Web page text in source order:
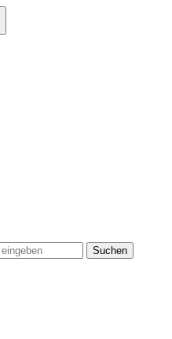
Suchen